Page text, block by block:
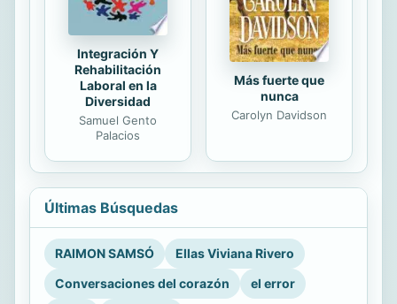
Integración Y
Rehabilitación
Laboral en la
Diversidad
Samuel Gento
Palacios
Más fuerte que
nunca
Carolyn Davidson
Últimas Búsquedas
RAIMON SAMSÓ
Ellas Viviana Rivero
Conversaciones del corazón
el error